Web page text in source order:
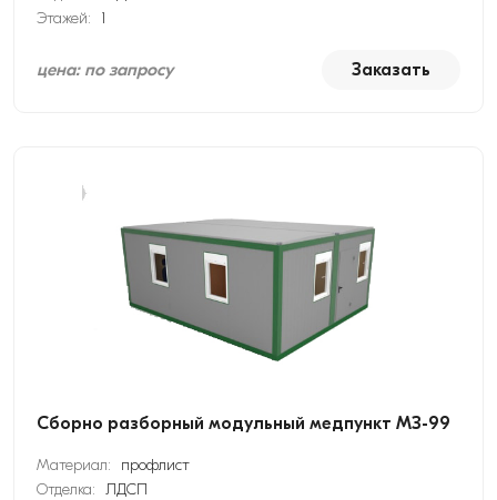
Этажей:
1
цена: по запросу Заказать
Сборно разборный модульный медпункт МЗ-99
Материал:
профлист
Отделка: ЛДСП